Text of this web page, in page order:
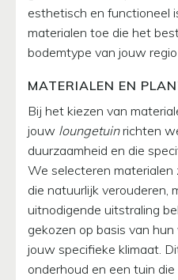
esthetisch en functioneel
materialen toe die het
bodemtype van jouw
MATERIALEN EN
Bij het kiezen van
jouw loungetuinrichten
duurzaamheid en die
We selecteren
die natuurlijk verouderen,
uitnodigende uitstraling
gekozen op basis van
jouw specifieke klimaat.
onderhoud en een tuin